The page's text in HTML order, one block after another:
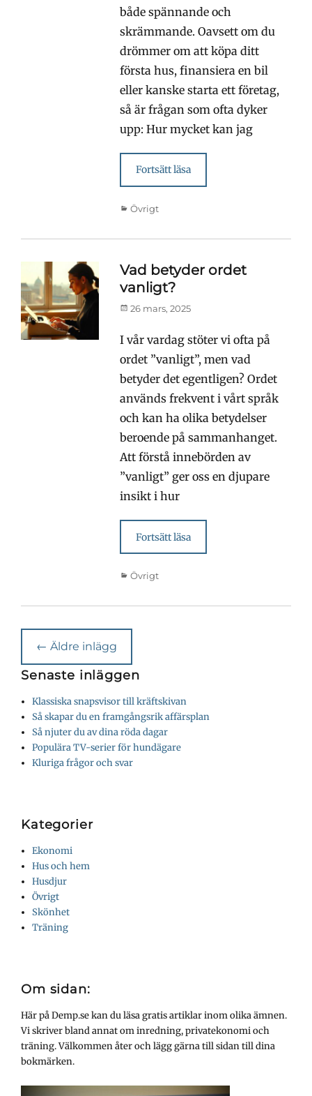
både spännande och
skrämmande. Oavsett om du
drömmer om att köpa ditt
första hus, finansiera en bil
eller kanske starta ett företag,
så är frågan som ofta dyker
upp: Hur mycket kan jag
Fortsätt läsa
Kategorier
Övrigt
Vad betyder ordet
vanligt?
Publicerad
26 mars, 2025
I vår vardag stöter vi ofta på
ordet ”vanligt”, men vad
betyder det egentligen? Ordet
används frekvent i vårt språk
och kan ha olika betydelser
beroende på sammanhanget.
Att förstå innebörden av
”vanligt” ger oss en djupare
insikt i hur
Fortsätt läsa
Kategorier
Övrigt
Inläggsnavigering
← Äldre inlägg
Senaste inläggen
Klassiska snapsvisor till kräftskivan
Så skapar du en framgångsrik affärsplan
Så njuter du av dina röda dagar
Populära TV-serier för hundägare
Kluriga frågor och svar
Kategorier
Ekonomi
Hus och hem
Husdjur
Övrigt
Skönhet
Träning
Om sidan:
Här på Demp.se kan du läsa gratis artiklar inom olika ämnen.
Vi skriver bland annat om inredning, privatekonomi och
träning. Välkommen åter och lägg gärna till sidan till dina
bokmärken.